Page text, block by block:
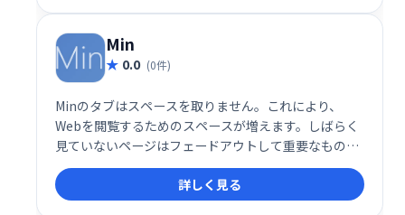
Public Licenseに基づき公開されていますので、安心
してご利用いただけます。
Min
0.0 (0件)
Minのタブはスペースを取りません。これにより、
Webを閲覧するためのスペースが増えます。しばらく
見ていないページはフェードアウトして重要なものを
確認できます。フォーカスモードでは他のタブが非表
示になり、気が散るのを防ぎます。
詳しく見る